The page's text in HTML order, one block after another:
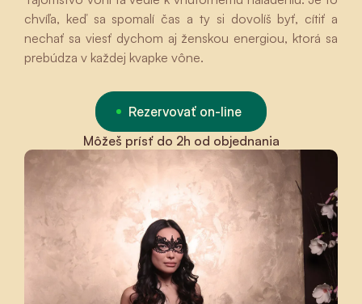
chvíľa, keď sa spomalí čas a ty si dovolíš byť, cítiť a
nechať sa viesť dychom aj ženskou energiou, ktorá sa
prebúdza v každej kvapke vône.
Rezervovať on-line
Môžeš prísť do 2h od objednania